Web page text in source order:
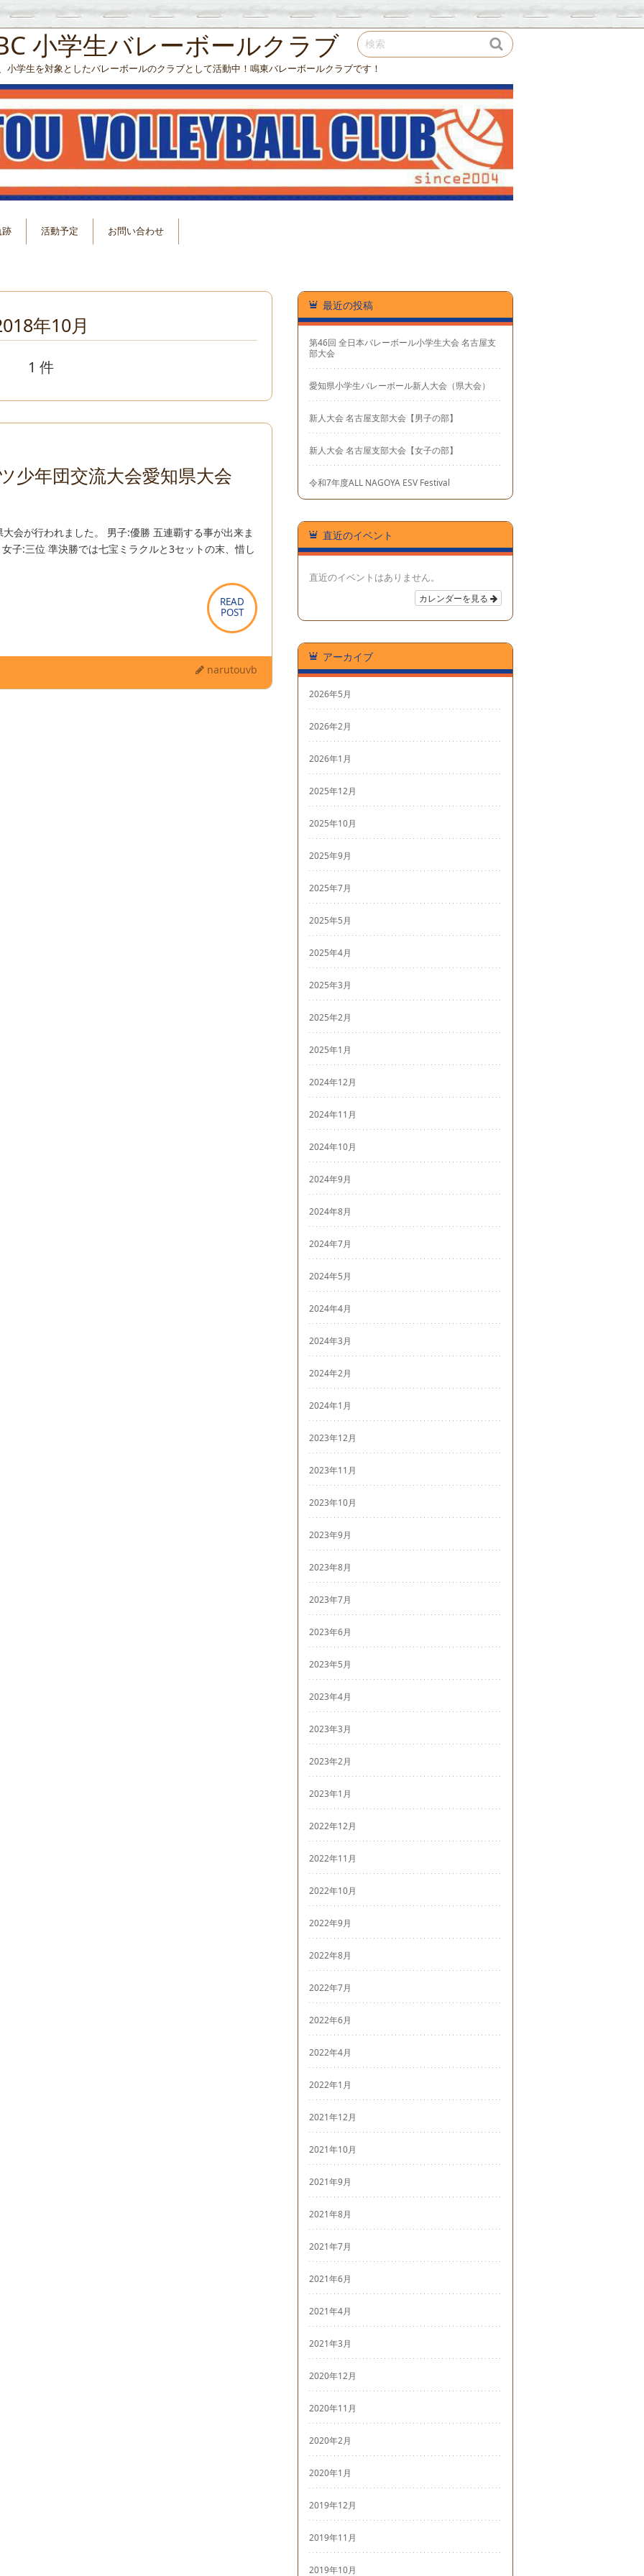
小学生バレーボールクラブ
学生を対象としたバレーボールのクラブとして活動中！鳴東バレーボールクラブです！
跡 活動予定 お問い合わせ
年10月
1 件
少年団交流大会愛知県大会
会が行われました。 男子:優勝 五連覇する事が出来ま
子:三位 準決勝では七宝ミラクルと3セットの末、惜し
READ
POST
READ
POST
narutouvb
最近の投稿
第46回 全日本バレーボール小学生大会 名古屋支
部大会
愛知県小学生バレーボール新人大会（県大会）
新人大会 名古屋支部大会【男子の部】
新人大会 名古屋支部大会【女子の部】
令和7年度ALL NAGOYA ESV Festival
直近のイベント
直近のイベントはありません。
カレンダーを見る
アーカイブ
2026年5月
2026年2月
2026年1月
2025年12月
2025年10月
2025年9月
2025年7月
2025年5月
2025年4月
2025年3月
2025年2月
2025年1月
2024年12月
2024年11月
2024年10月
2024年9月
2024年8月
2024年7月
2024年5月
2024年4月
2024年3月
2024年2月
2024年1月
2023年12月
2023年11月
2023年10月
2023年9月
2023年8月
2023年7月
2023年6月
2023年5月
2023年4月
2023年3月
2023年2月
2023年1月
2022年12月
2022年11月
2022年10月
2022年9月
2022年8月
2022年7月
2022年6月
2022年4月
2022年1月
2021年12月
2021年10月
2021年9月
2021年8月
2021年7月
2021年6月
2021年4月
2021年3月
2020年12月
2020年11月
2020年2月
2020年1月
2019年12月
2019年11月
2019年10月